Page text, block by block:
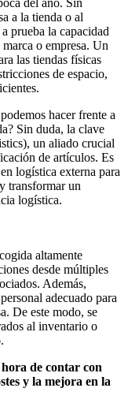
del año. Sin
a la tienda o al
prueba la capacidad
o empresa. Un
las tiendas físicas
de espacio,
hacer frente a
Sin duda, la clave
un aliado crucial
de artículos. Es
logística externa para
transformar un
logística.
altamente
desde múltiples
Además,
adecuado para
De este modo, se
al inventario o
de contar con
y la mejora en la